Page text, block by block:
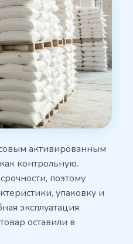
активированным
контрольную.
поэтому
упаковку и
эксплуатация
оставили в